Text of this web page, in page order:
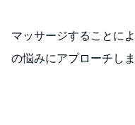
マッサージすることに
の悩みにアプローチしま